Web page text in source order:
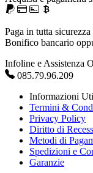
Paga in tutta
Bonifico bancario
Infoline e Assistenza
085.79.96.209
Informazioni
Termini &
Privacy Policy
Diritto di
Metodi di
Spedizioni e
Garanzie